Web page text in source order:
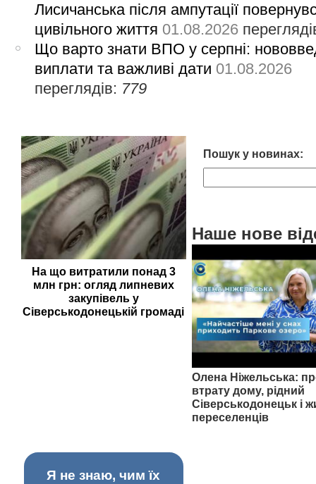
Лисичанська після ампутації
цивільного життя 01.08.2026
Що варто знати ВПО у серпні:
виплати та важливі дати 01.08.2026
переглядів: 779
На що витратили понад 3
млн грн: огляд липневих
закупівель у
Сіверськодонецькій громаді
Пошук у новинах:
Наше нове
Олена Ніжельська:
втрату дому, рідний
Сіверськодонецьк і
переселенців
Я не знаю, чим їх